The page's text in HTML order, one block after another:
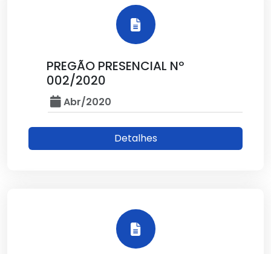
PREGÃO PRESENCIAL Nº
002/2020
Abr/2020
Detalhes